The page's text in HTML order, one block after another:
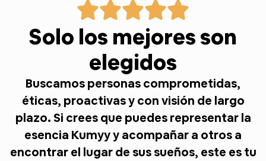
Solo los mejores son
elegidos
Buscamos personas comprometidas,
éticas, proactivas y con visión de largo
plazo. Si crees que puedes representar la
esencia Kumyy y acompañar a otros a
encontrar el lugar de sus sueños, este es tu